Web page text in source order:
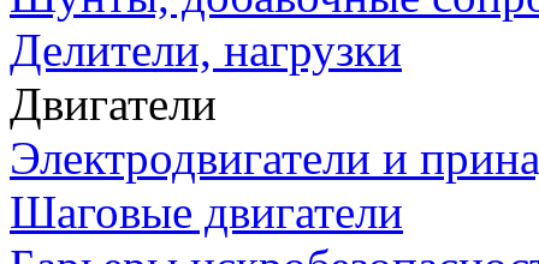
Делители, нагрузки
Двигатели
Электродвигатели и
Шаговые двигатели